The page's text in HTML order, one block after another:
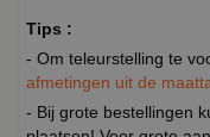
Tips :
- Om teleurstelling te
afmetingen uit de
- Bij grote bestellingen